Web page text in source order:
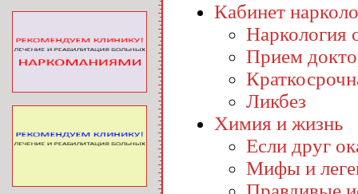
Кабинет
Наркология
Прием
Ликбез
Химия и жизнь
Если друг
Мифы и